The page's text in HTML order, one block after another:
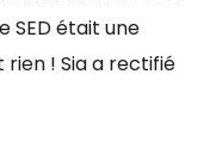
SED était une
rien ! Sia a rectifié